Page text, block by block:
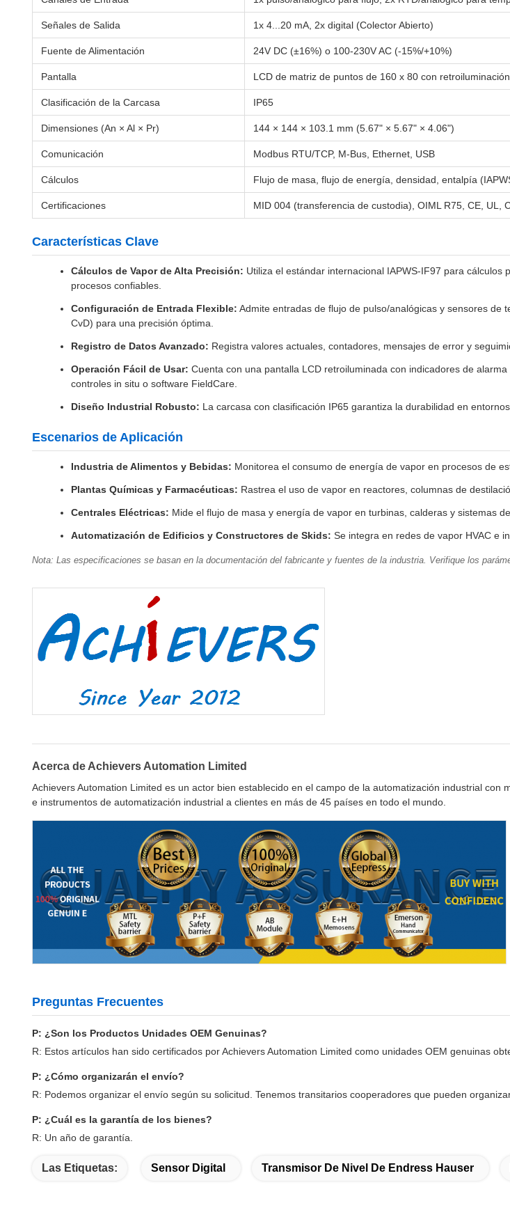
Señales de Salida 1x 4...20 mA, 2x digital (Colector Abierto)
Fuente de Alimentación 24V DC (±16%) o 100-230V AC (-15%/+10%)
Pantalla LCD de matriz de puntos de 160 x 80 con
Clasificación de la Carcasa IP65
Dimensiones (An × Al × Pr) 144 × 144 × 103.1 mm (5.67" × 5.67" × 4.06")
Comunicación Modbus RTU/TCP, M-Bus, Ethernet, USB
Cálculos Flujo de masa, flujo de energía, densidad, entalpía
Certificaciones MID 004 (transferencia de custodia), OIML R75, CE, UL,
Características Clave
Cálculos de Vapor de Alta Precisión: Utiliza el estándar internacional IAPWS-IF97 para
procesos confiables.
Configuración de Entrada Flexible: Admite entradas de flujo de pulso/analógicas y sensores de
CvD) para una precisión óptima.
Registro de Datos Avanzado: Registra valores actuales, contadores, mensajes de error y
Operación Fácil de Usar: Cuenta con una pantalla LCD retroiluminada con indicadores de
controles in situ o software FieldCare.
Diseño Industrial Robusto: La carcasa con clasificación IP65 garantiza la durabilidad en
Escenarios de Aplicación
Industria de Alimentos y Bebidas: Monitorea el consumo de energía de vapor en procesos de
Plantas Químicas y Farmacéuticas: Rastrea el uso de vapor en reactores, columnas de
Centrales Eléctricas: Mide el flujo de masa y energía de vapor en turbinas, calderas y sistemas
Automatización de Edificios y Constructores de Skids: Se integra en redes de vapor HVAC e
Nota: Las especificaciones se basan en la documentación del fabricante y fuentes de la industria. Verifique los
Acerca de Achievers Automation Limited
Achievers Automation Limited es un actor bien establecido en el campo de la automatización industrial
e instrumentos de automatización industrial a clientes en más de 45 países en todo el mundo.
Preguntas Frecuentes
P: ¿Son los Productos Unidades OEM Genuinas?
R: Estos artículos han sido certificados por Achievers Automation Limited como unidades OEM genuinas
P: ¿Cómo organizarán el envío?
R: Podemos organizar el envío según su solicitud. Tenemos transitarios cooperadores que pueden
P: ¿Cuál es la garantía de los bienes?
R: Un año de garantía.
Las Etiquetas: Sensor Digital Transmisor De Nivel De Endress Hauser